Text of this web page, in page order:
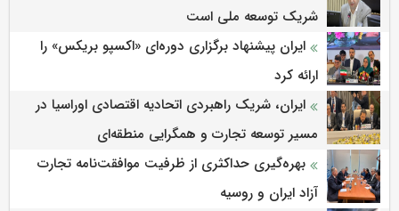
شریک توسعه ملی است
ایران پیشنهاد برگزاری دوره‌ای «اکسپو بریکس» را
ارائه کرد
ایران، شریک راهبردی اتحادیه اقتصادی اوراسیا در
مسیر توسعه تجارت و همگرایی منطقه‌ای
بهره‌گیری حداکثری از ظرفیت موافقت‌نامه تجارت
آزاد ایران و روسیه